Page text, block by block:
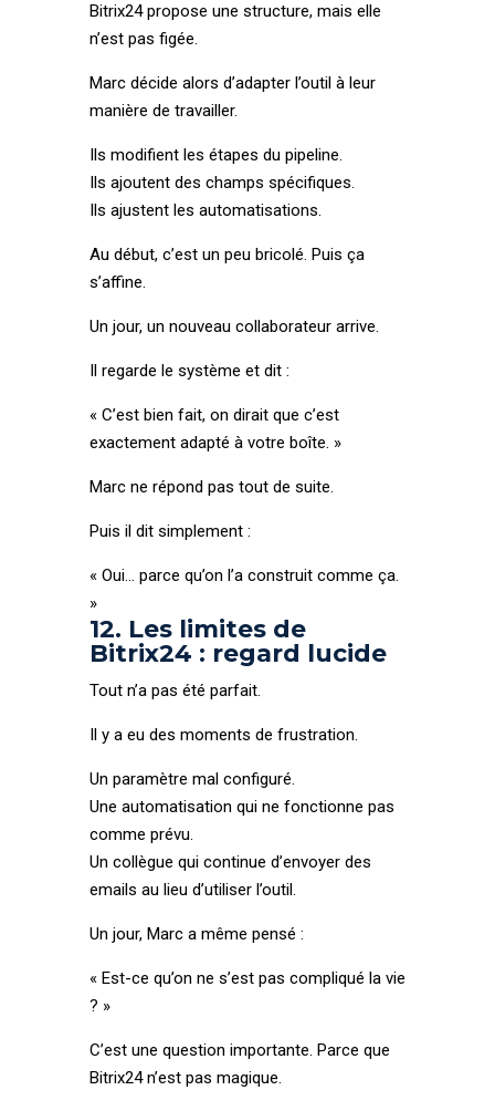
Bitrix24 propose une structure, mais elle
n’est pas figée.
Marc décide alors d’adapter l’outil à leur
manière de travailler.
Ils modifient les étapes du pipeline.
Ils ajoutent des champs spécifiques.
Ils ajustent les automatisations.
Au début, c’est un peu bricolé. Puis ça
s’affine.
Un jour, un nouveau collaborateur arrive.
Il regarde le système et dit :
« C’est bien fait, on dirait que c’est
exactement adapté à votre boîte. »
Marc ne répond pas tout de suite.
Puis il dit simplement :
« Oui… parce qu’on l’a construit comme ça.
»
12. Les limites de
Bitrix24 : regard lucide
Tout n’a pas été parfait.
Il y a eu des moments de frustration.
Un paramètre mal configuré.
Une automatisation qui ne fonctionne pas
comme prévu.
Un collègue qui continue d’envoyer des
emails au lieu d’utiliser l’outil.
Un jour, Marc a même pensé :
« Est-ce qu’on ne s’est pas compliqué la vie
? »
C’est une question importante. Parce que
Bitrix24 n’est pas magique.